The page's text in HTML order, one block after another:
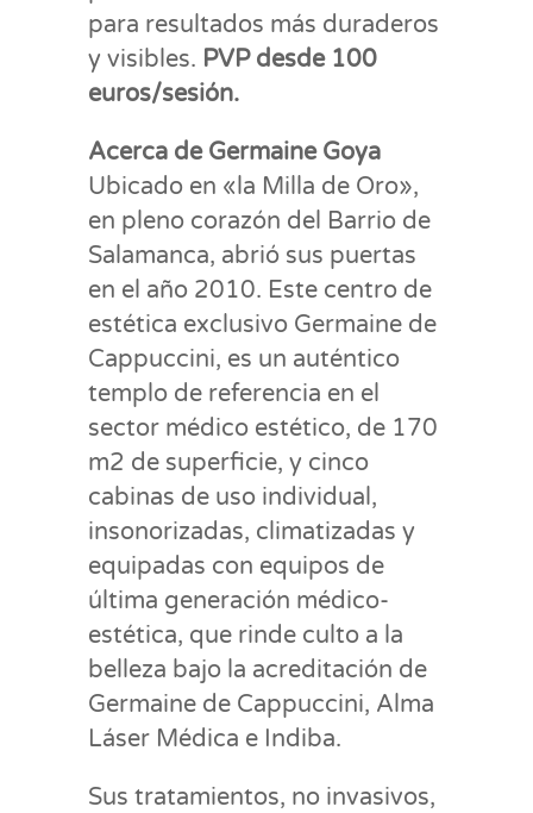
para resultados más duraderos
y visibles. PVP desde 100
euros/sesión.
Acerca de Germaine Goya
Ubicado en «la Milla de Oro»,
en pleno corazón del Barrio de
Salamanca, abrió sus puertas
en el año 2010. Este centro de
estética exclusivo Germaine de
Cappuccini, es un auténtico
templo de referencia en el
sector médico estético, de 170
m2 de superficie, y cinco
cabinas de uso individual,
insonorizadas, climatizadas y
equipadas con equipos de
última generación médico-
estética, que rinde culto a la
belleza bajo la acreditación de
Germaine de Cappuccini, Alma
Láser Médica e Indiba.
Sus tratamientos, no invasivos,